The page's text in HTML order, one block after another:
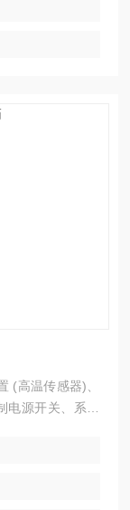
(可变式)、温度
湿器过电流保
(高温传感器)、
源开关、系统
(限 M 型)、排
器 (可变式)、温